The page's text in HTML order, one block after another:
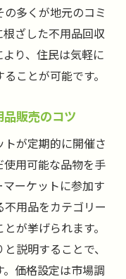
多くが地元のコミ
ざした不用品回収
り、住民は気軽に
ことが可能です。
販売のコツ
が定期的に開催さ
用可能な品物を手
ーケットに参加す
用品をカテゴリー
が挙げられます。
説明することで、
価格設定は市場調